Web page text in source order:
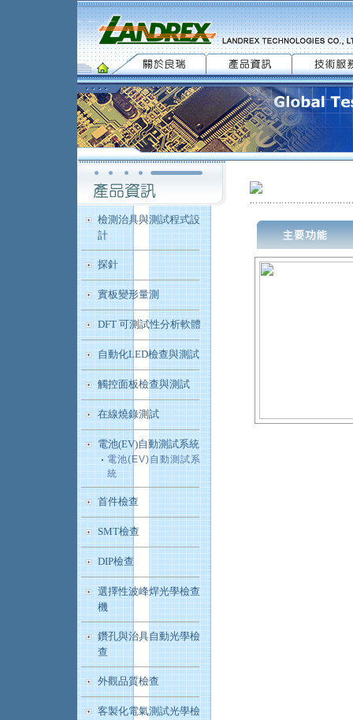
檢測治具與測試程式設
計
探針
實板變形量測
DFT 可測試性分析軟體
自動化LED檢查與測試
觸控面板檢查與測試
在線燒錄測試
電池(EV)自動測試系統
電池(EV)自動測試系
統
首件檢查
SMT檢查
DIP檢查
選擇性波峰焊光學檢查
機
鑽孔與治具自動光學檢
查
外觀品質檢查
客製化電氣測試光學檢